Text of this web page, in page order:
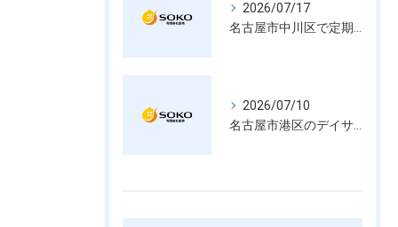
2026/07/17
2026/07/10